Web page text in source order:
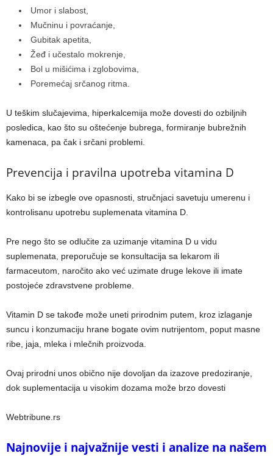
Umor i slabost,
Mučninu i povraćanje,
Gubitak apetita,
Žeđ i učestalo mokrenje,
Bol u mišićima i zglobovima,
Poremećaj srčanog ritma.
U teškim slučajevima, hiperkalcemija može dovesti do ozbiljnih
posledica, kao što su oštećenje bubrega, formiranje bubrežnih
kamenaca, pa čak i srčani problemi.
Prevencija i pravilna upotreba vitamina D
Kako bi se izbegle ove opasnosti, stručnjaci savetuju umerenu i
kontrolisanu upotrebu suplemenata vitamina D.
Pre nego što se odlučite za uzimanje vitamina D u vidu
suplemenata, preporučuje se konsultacija sa lekarom ili
farmaceutom, naročito ako već uzimate druge lekove ili imate
postojeće zdravstvene probleme.
Vitamin D se takođe može uneti prirodnim putem, kroz izlaganje
suncu i konzumaciju hrane bogate ovim nutrijentom, poput masne
ribe, jaja, mleka i mlečnih proizvoda.
Ovaj prirodni unos obično nije dovoljan da izazove predoziranje,
dok suplementacija u visokim dozama može brzo dovesti
Webtribune.rs
Najnovije i najvažnije vesti i analize na našem